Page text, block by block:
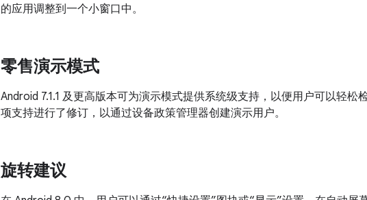
的应用调整到一个小窗口中。
零售演示模式
Android 7.1.1 及更高版本可为演示模式提供系统级支持，以便用户可以轻松
项支持进行了修订，以通过设备政策管理器创建演示用户。
旋转建议